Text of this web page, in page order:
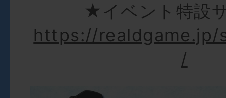
★イベント特設
https://realdgame.jp/
/